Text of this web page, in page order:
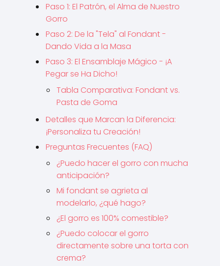
Paso 1: El Patrón, el Alma de Nuestro
Gorro
Paso 2: De la "Tela" al Fondant -
Dando Vida a la Masa
Paso 3: El Ensamblaje Mágico - ¡A
Pegar se Ha Dicho!
Tabla Comparativa: Fondant vs.
Pasta de Goma
Detalles que Marcan la Diferencia:
¡Personaliza tu Creación!
Preguntas Frecuentes (FAQ)
¿Puedo hacer el gorro con mucha
anticipación?
Mi fondant se agrieta al
modelarlo, ¿qué hago?
¿El gorro es 100% comestible?
¿Puedo colocar el gorro
directamente sobre una torta con
crema?